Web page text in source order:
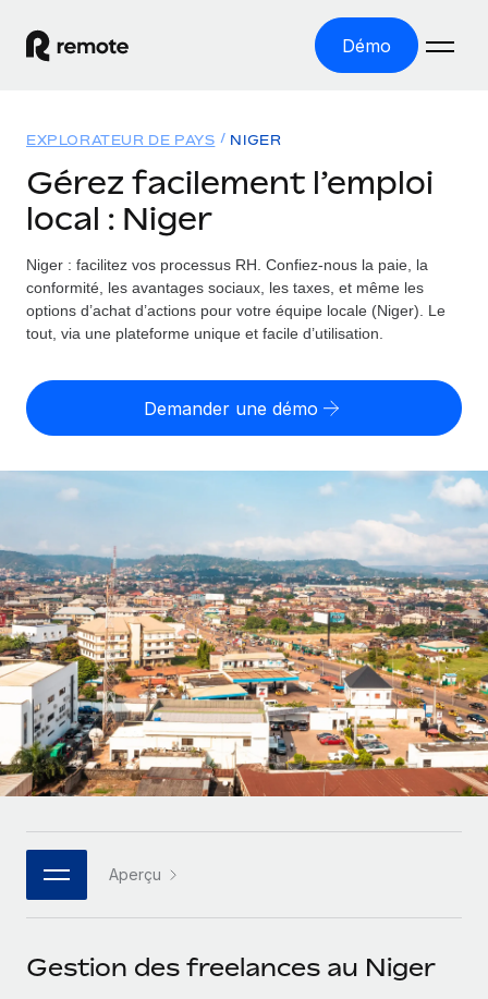
Démo
EMPLOI À L’INTERNATIONAL
Paie multipays
Gérez la paie facilement et en toute conformité
Employer of record
entités
Intégrez et gérez vos freelances partout dans le monde
PEO
Sous-traitez les opérations complexes liées à l’emploi
INFRASTRUCTURE
Intégration Remote
Intégrez vos RH aux flux de travail en toute simplicité
Plateforme
Des fonctions RH clés intégrées pour votre équipe
Connectez n'importe quel outil d’IA à Remote grâce à
notre MCP
Rationalisez vos processus avec des outils essentiels
Solutions
COUVERTURE MONDIALE
Explorateur de pays
Toutes les informations sur l’emploi à l’international,
Explorateur des États-Unis (par État)
Simplifiez l’embauche à travers les différents États des
Examinez notre service par rapport aux autres
CROISSANCE
Start-ups
Des solutions agiles et internationales pour les RH et la
paie des entreprises en pleine croissance
Entreprises intermédiaires
Développez vos équipes avec des solutions RH sur
mesure
Entreprise
Les RH à l’international pour les grandes entreprises
Partenaires stratégiques de la tech
Ressources
OUTILS & CALCULATEURS
Évaluez le risque de requalification de contrat par pays
Calculez le coût total des employés dans n’importe quel
Calculateur de paiement des freelances
Découvrez les devises disponibles et les vitesses de
paiement pour vos freelances internationaux
APPRENDRE AVEC REMOTE
Recherche et guides
Études de cas
Checklists et modèles
Descriptions de postes
Tarification
English
Français
Deutsch
Español
Italiano
Português (Portugal)
日本語
한국어
EXPLORATEUR DE PAYS NIGER
Gérez facilement l’emploi
local : Niger
Niger : facilitez vos processus RH. Confiez-nous la paie, la
conformité, les avantages sociaux, les taxes, et même les
options d’achat d’actions pour votre équipe locale (Niger). Le
tout, via une plateforme unique et facile d’utilisation.
Demander une démo
Aperçu
Gestion des freelances au Niger